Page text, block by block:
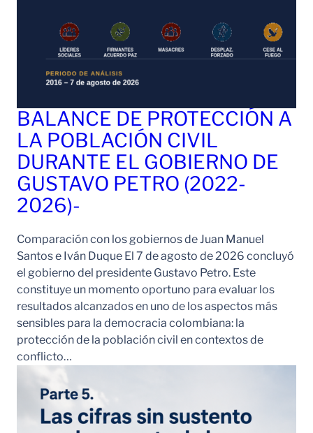
BALANCE DE PROTECCIÓN A
LA POBLACIÓN CIVIL
DURANTE EL GOBIERNO DE
GUSTAVO PETRO (2022-
2026)-
Comparación con los gobiernos de Juan Manuel
Santos e Iván Duque El 7 de agosto de 2026 concluyó
el gobierno del presidente Gustavo Petro. Este
constituye un momento oportuno para evaluar los
resultados alcanzados en uno de los aspectos más
sensibles para la democracia colombiana: la
protección de la población civil en contextos de
conflicto…